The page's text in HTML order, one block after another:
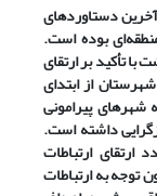
دستاوردهای
بوده است.
تأکید بر ارتقای
از ابتدای
پیرامونی
داشته است.
ارتباطات
توجه به ارتباطات